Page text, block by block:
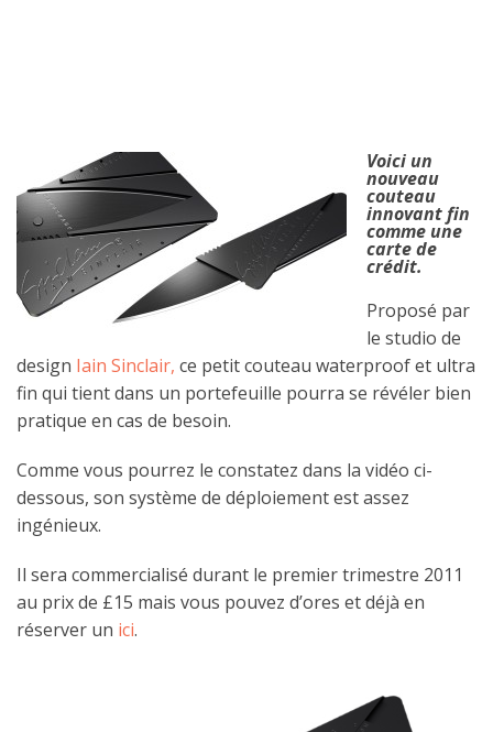
Voici un
nouveau
couteau
innovant fin
comme une
carte de
crédit.
Proposé par
le studio de
design Iain Sinclair, ce petit couteau waterproof et ultra
fin qui tient dans un portefeuille pourra se révéler bien
pratique en cas de besoin.
Comme vous pourrez le constatez dans la vidéo ci-
dessous, son système de déploiement est assez
ingénieux.
Il sera commercialisé durant le premier trimestre 2011
au prix de £15 mais vous pouvez d’ores et déjà en
réserver un ici.